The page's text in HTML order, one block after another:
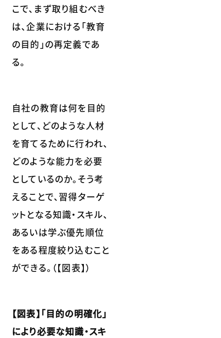
こで、まず取り組むべき
は、企業における「教育
の目的」の再定義であ
る。
自社の教育は何を目的
として、どのような人材
を育てるために行われ、
どのような能力を必要
としているのか。そう考
えることで、習得ターゲ
ットとなる知識・スキル、
あるいは学ぶ優先順位
をある程度絞り込むこと
ができる。（【図表】）
【図表】「目的の明確化」
により必要な知識・スキ